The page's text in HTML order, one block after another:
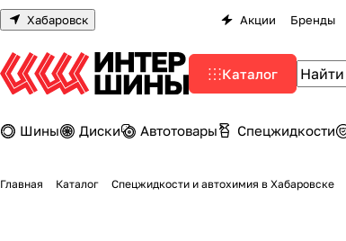
Хабаровск Акции Бренды
Каталог
Шины Диски Автотовары Спецжидкости
Главная Каталог Спецжидкости и автохимия в Хабаровске